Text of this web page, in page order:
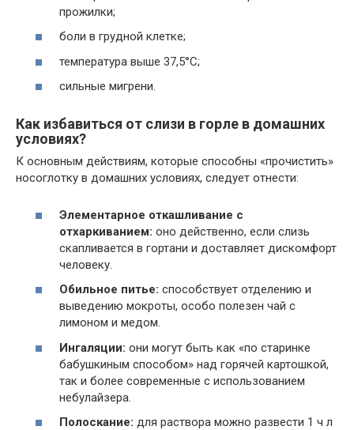
прожилки;
боли в грудной клетке;
температура выше 37,5°С;
сильные мигрени.
Как избавиться от слизи в горле в домашних
условиях?
К основным действиям, которые способны «прочистить»
носоглотку в домашних условиях, следует отнести:
Элементарное откашливание с
отхаркиванием: оно действенно, если слизь
скапливается в гортани и доставляет дискомфорт
человеку.
Обильное питье: способствует отделению и
выведению мокроты, особо полезен чай с
лимоном и медом.
Ингаляции: они могут быть как «по старинке
бабушкиным способом» над горячей картошкой,
так и более современные с использованием
небулайзера.
Полоскание: для раствора можно развести 1 ч л